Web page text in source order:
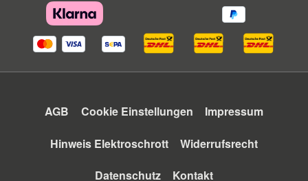
AGB Cookie Einstellungen Impressum
Hinweis Elektroschrott Widerrufsrecht
Datenschutz Kontakt